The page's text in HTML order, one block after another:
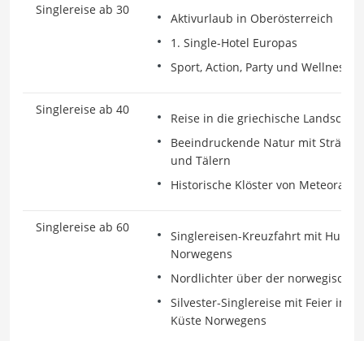
Singlereise ab 30
Aktivurlaub in Oberösterreich
1. Single-Hotel Europas
Sport, Action, Party und Wellness
Singlereise ab 40
Reise in die griechische
Beeindruckende Natur mit
und Tälern
Historische Klöster von Meteora –
Singlereise ab 60
Singlereisen-Kreuzfahrt mit
Norwegens
Nordlichter über der
Silvester-Singlereise mit Feier im
Küste Norwegens